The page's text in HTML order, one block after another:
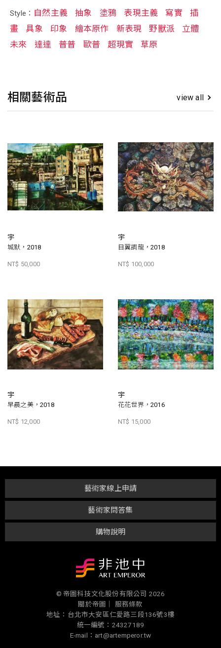
Style： 自然主義 抽象 塗鴉 表現主義 寫實
插
畫
具象 印象 繪本原作 新表現 野獸派
立體
未來
達達 普普 歐普 超現實 草原
相關藝術品 view all
宇
城默，2018
NT$ 50,000
宇
目翼調龍，2018
NT$ 100,000
宇
早晨之美，2018
NT$ 12,000
宇
花花世界，2016
NT$ 15,000
購物說明
藝術家問答集
藝術家線上申請
© 帝圖科技文化股份有限公司 2026
關於帝圖｜
服務條款
地址：台北市大安區仁愛路三段136號3樓
統一編號：24327189
E-mail：art@artemperor.tw